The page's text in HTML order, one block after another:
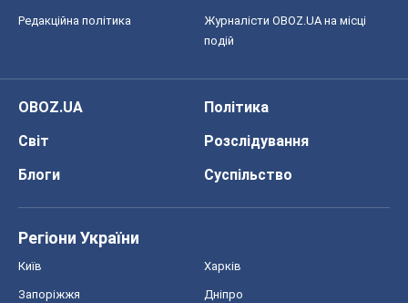
Редакційна політика
Журналісти OBOZ.UA на місці
подій
OBOZ.UA
Політика
Світ
Розслідування
Блоги
Суспільство
Регіони України
Київ Харків
Запоріжжя Дніпро